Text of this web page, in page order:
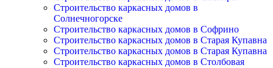
Строительство каркасных домов в
Солнечногорске
Строительство каркасных домов в Софрино
Строительство каркасных домов в Старая Купавна
Строительство каркасных домов в Старая Купавна
Строительство каркасных домов в Столбовая